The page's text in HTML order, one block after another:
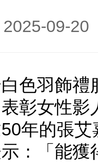
2025-09-
色羽飾
表彰女性
年的張
：「能